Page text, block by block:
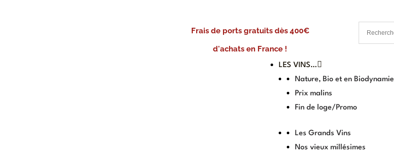
Frais de ports gratuits dès 400€
d'achats en France !
LES VINS…
Nature, Bio et en Biodynamie
Prix malins
Fin de loge/Promo
Les Grands Vins
Nos vieux millésimes